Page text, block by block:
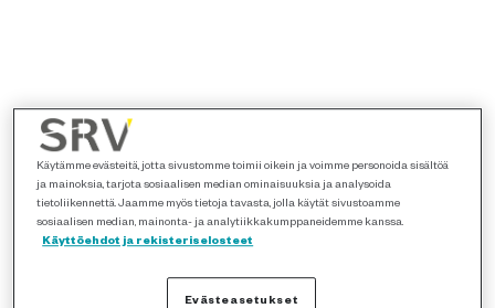
Käytämme evästeitä, jotta sivustomme toimii oikein ja voimme personoida sisältöä
ja mainoksia, tarjota sosiaalisen median ominaisuuksia ja analysoida
tietoliikennettä. Jaamme myös tietoja tavasta, jolla käytät sivustoamme
sosiaalisen median, mainonta- ja analytiikkakumppaneidemme kanssa.
Käyttöehdot ja rekisteriselosteet
Evästeasetukset